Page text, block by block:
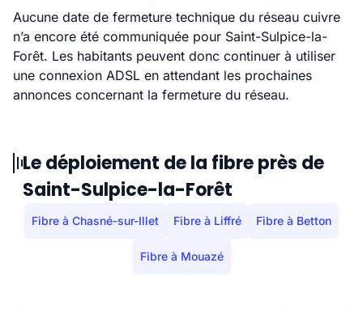
Aucune date de fermeture technique du réseau cuivre
n’a encore été communiquée pour Saint-Sulpice-la-
Forêt. Les habitants peuvent donc continuer à utiliser
une connexion ADSL en attendant les prochaines
annonces concernant la fermeture du réseau.
Le déploiement de la fibre près de
Saint-Sulpice-la-Forêt
Fibre à Chasné-sur-Illet Fibre à Liffré Fibre à Betton
Fibre à Mouazé